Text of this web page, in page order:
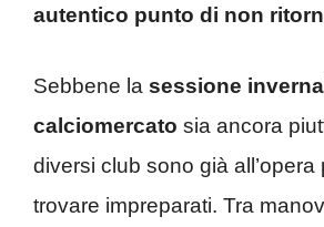
autentico punto di non
Sebbene la sessione
calciomercato sia ancora
diversi club sono già all’opera
trovare impreparati. Tra